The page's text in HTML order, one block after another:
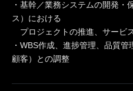
・基幹／業務システムの開発・
ス）における
プロジェクトの推進、サービ
・WBS作成、進捗管理、品質管
顧客）との調整